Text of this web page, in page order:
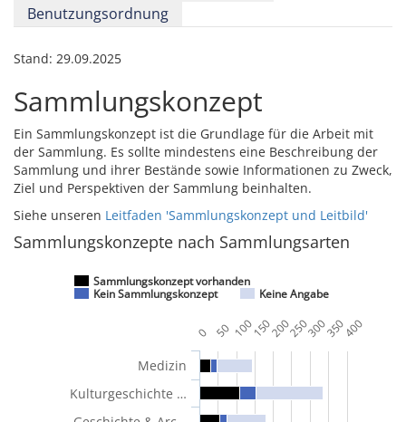
Benutzungsordnung
Stand: 29.09.2025
Sammlungskonzept
Ein Sammlungskonzept ist die Grundlage für die Arbeit mit
der Sammlung. Es sollte mindestens eine Beschreibung der
Sammlung und ihrer Bestände sowie Informationen zu Zweck,
Ziel und Perspektiven der Sammlung beinhalten.
Siehe unseren Leitfaden 'Sammlungskonzept und Leitbild'
Sammlungskonzepte nach Sammlungsarten
Sammlungskonzept vorhanden
Kein Sammlungskonzept
Keine Angabe
Medizin
Kulturgeschichte …
0 150 300
50 100 200250 350400